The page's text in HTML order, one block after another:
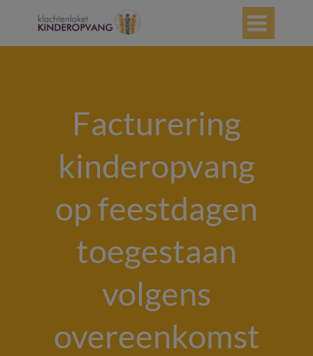

Facturering
kinderopvang
op feestdagen
toegestaan
volgens
overeenkomst